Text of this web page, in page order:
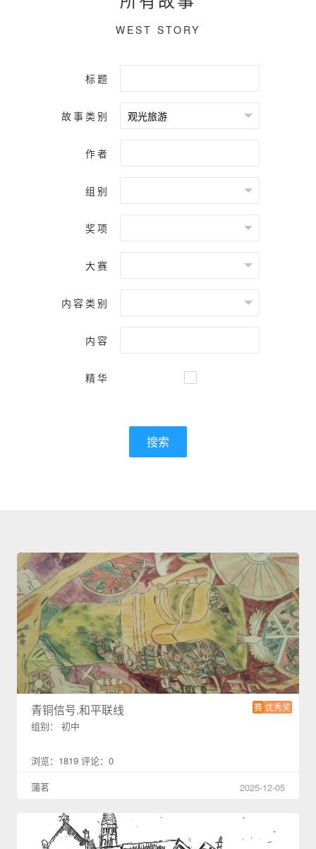
WEST STORY
标题
故事类别
作者
组别
奖项
大赛
内容类别
内容
精华
搜索
优秀奖
赛
青铜信号.和平联线
组别： 初中
浏览：1819 评论：0
蒲茗
2025-12-05